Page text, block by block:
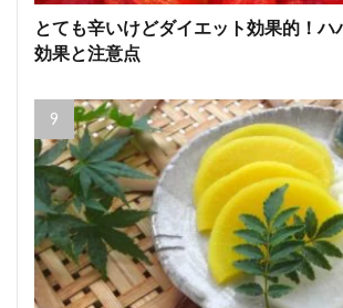
とても辛いけどダイエット効果的！ハ
効果と注意点